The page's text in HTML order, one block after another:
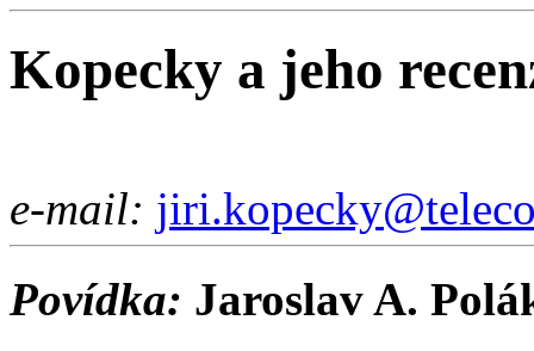
Kopecky a jeho
e-mail:
Povídka: Jaroslav A.